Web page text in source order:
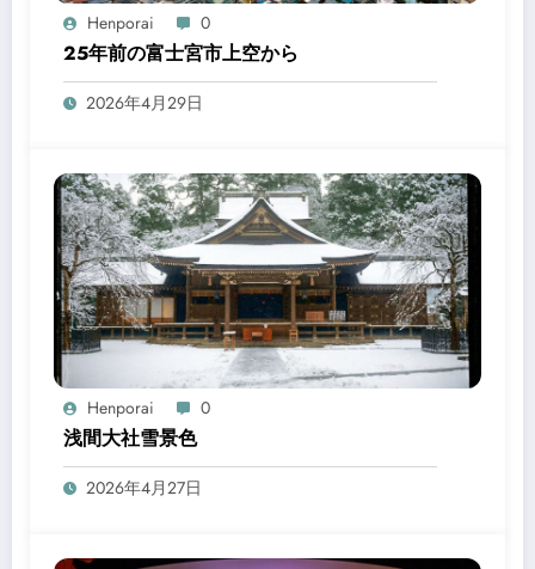
Henporai 0
25年前の富士宮市上空から
2026年4月29日
Henporai 0
浅間大社雪景色
2026年4月27日